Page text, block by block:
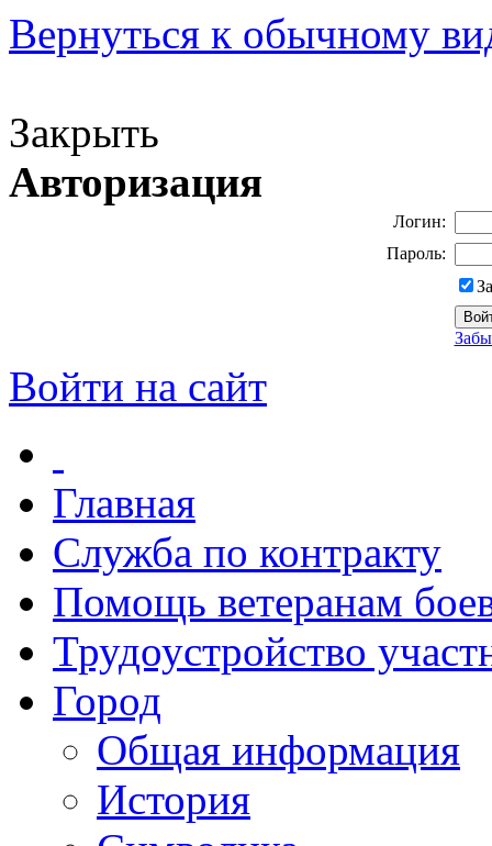
Вернуться к обычному
Закрыть
Авторизация
Логин:
Пароль:
Войти на сайт
Главная
Служба по контракту
Помощь ветеранам
Трудоустройство
Город
Общая информация
История